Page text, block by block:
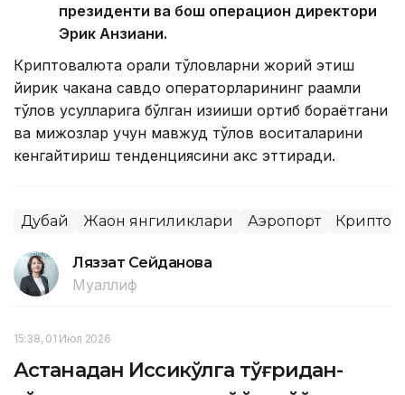
президенти ва бош операцион директори
Эрик Анзиани.
Криптовалюта орқали тўловларни жорий этиш
йирик чакана савдо операторларининг рақамли
тўлов усулларига бўлган қизиқиши ортиб бораётгани
ва мижозлар учун мавжуд тўлов воситаларини
кенгайтириш тенденциясини акс эттиради.
Дубай Жаҳон янгиликлари Аэропорт
Ляззат Сейданова
Муаллиф
15:38, 01 Июл 2026
Астанадан Иссиқкўлга тўғридан-